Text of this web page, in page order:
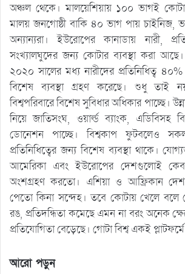
অঞ্চল থেকে। মালয়েশিয়ায় ১০০ ভাগই
মালয় জনগোষ্ঠী বাকি ৪০ ভাগ পায় চাইনিজ,
অন্যান্যরা। ইউরোপের কানাডায় নারী,
সংখ্যালঘুদের জন্য কোটার ব্যবস্থা করা
২০২০ সালের মধ্য নারীদের প্রতিনিধিত্ব
বিশেষ ব্যবস্থা গ্রহণ করেছে। শুধু তাই নয়,
বিশ্বপরিবারে বিশেষ সুবিধার অধিকার পাচ্ছে।
নিয়ে জাতিসংঘ, ওয়ার্ল্ড ব্যাংক, এডিবিসহ
ডোনেশন পাচ্ছে। বিশ্বকাপ ফুটবলেও
প্রতিনিধিত্বের জন্য বিশেষ ব্যবস্থা থাকে।
আমেরিকা এবং ইউরোপের দেশগুলোই
অংশগ্রহণ করতো। এশিয়া ও আফ্রিকান
পেতো কিনা সন্দেহ। তবে কোটায় খেলে বলে
রঙ, প্রতিদন্ধিতা কমেছে এমন না বরং অনেক
প্রতিযোগিতা বেড়েছে। গোটা বিশ্ব একই
আরো পড়ুন